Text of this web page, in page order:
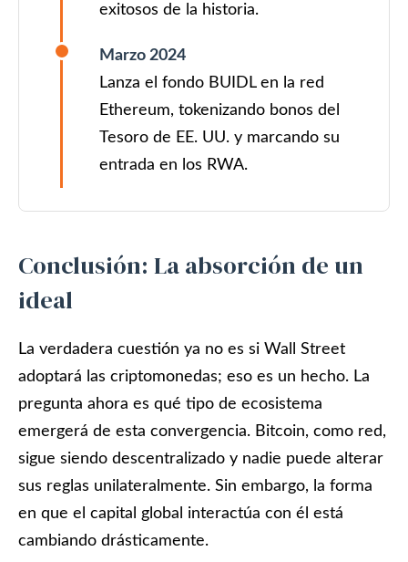
exitosos de la historia.
Marzo 2024
Lanza el fondo BUIDL en la red
Ethereum, tokenizando bonos del
Tesoro de EE. UU. y marcando su
entrada en los RWA.
Conclusión: La absorción de un
ideal
La verdadera cuestión ya no es si Wall Street
adoptará las criptomonedas; eso es un hecho. La
pregunta ahora es qué tipo de ecosistema
emergerá de esta convergencia. Bitcoin, como red,
sigue siendo descentralizado y nadie puede alterar
sus reglas unilateralmente. Sin embargo, la forma
en que el capital global interactúa con él está
cambiando drásticamente.